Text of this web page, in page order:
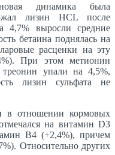
динамика была
лизин HCL после
4,7% выросли средние
бетаина поднялась на
расценки на эту
При этом метионин
упали на 4,5%,
лизин сульфата не
в отношении кормовых
на витамин D3
В4 (+2,4%), причем
Относительно других